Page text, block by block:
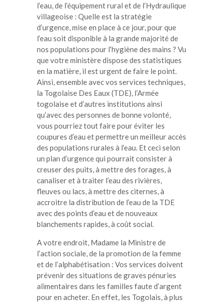
l’eau, de l’équipement rural et de l’Hydraulique
villageoise : Quelle est la stratégie
d’urgence, mise en place à ce jour, pour que
l’eau soit disponible à la grande majorité de
nos populations pour l’hygiène des mains ? Vu
que votre ministère dispose des statistiques
en la matière, il est urgent de faire le point.
Ainsi, ensemble avec vos services techniques,
la Togolaise Des Eaux (TDE), l’Armée
togolaise et d’autres institutions ainsi
qu’avec des personnes de bonne volonté,
vous pourriez tout faire pour éviter les
coupures d’eau et permettre un meilleur accès
des populations rurales à l’eau. Et ceci selon
un plan d’urgence qui pourrait consister à
creuser des puits, à mettre des forages, à
canaliser et à traiter l’eau des rivières,
fleuves ou lacs, à mettre des citernes, à
accroitre la distribution de l’eau de la TDE
avec des points d’eau et de nouveaux
blanchements rapides, à coût social.
A votre endroit, Madame la Ministre de
l’action sociale, de la promotion de la femme
et de l’alphabétisation : Vos services doivent
prévenir des situations de graves pénuries
alimentaires dans les familles faute d’argent
pour en acheter. En effet, les Togolais, à plus